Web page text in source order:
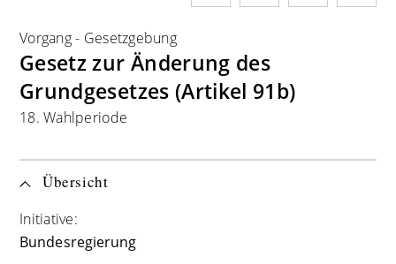
Vorgang- Gesetzgebung
Gesetz zur Änderung des
Grundgesetzes (Artikel 91b)
18. Wahlperiode
Übersicht
Initiative:
Bundesregierung